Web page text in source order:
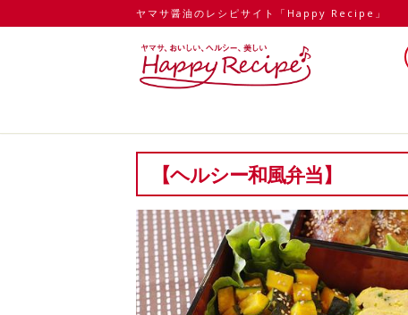
ヤマサ醤油のレシピサイト「Happy Recipe」
【ヘルシー和風弁当】